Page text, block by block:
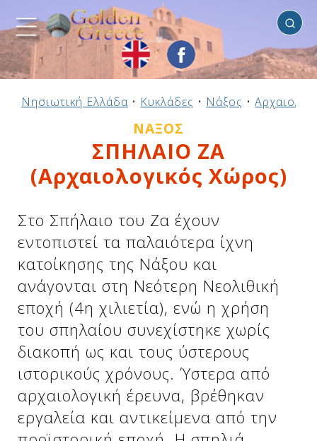
Προηγούμενο
Ελλάδα
Προηγούμενο
Αργοσαρωνικός
Προηγούμενο
B. & Α. Αιγαίο
Προηγούμενο
Δωδεκάνησα
Προηγούμενο
Ιόνια Νησιά
Προηγούμενο
Δείτε μας:
Προηγούμενο
Κυκλάδες
Προηγούμενο
Σποράδες
Προηγούμενο
Ελλάδα
Προηγούμενο
Ήπειρος
Δείτε μας:
Προηγούμενο
Θεσσαλία
Δείτε μας:
Προηγούμενο
Δείτε μας:
Προηγούμενο
Μακεδονία
Προηγούμενο
Πελοπόννησος
Προηγούμενο
Στερεά Ελλάδα
Δείτε μας:
Νάξος
Νησιωτική Ελλάδα • Κυκλάδες • Νάξος •
ΝΆΞΟΣ
ΣΠΗΛΑΙΟ ΖΑ
(Αρχαιολογικός Χώρος)
Στο Σπήλαιο του Ζα έχουν
εντοπιστεί τα παλαιότερα ίχνη
κατοίκησης της Νάξου και
ανάγονται στη Νεότερη Νεολιθική
εποχή (4η χιλιετία), ενώ η χρήση
του σπηλαίου συνεχίστηκε χωρίς
διακοπή ως και τους ύστερους
ιστορικούς χρόνους. Ύστερα από
αρχαιολογική έρευνα, βρέθηκαν
εργαλεία και αντικείμενα από την